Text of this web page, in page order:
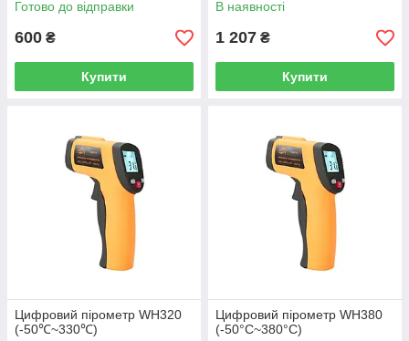
Готово до відправки
600 ₴
Купити
В наявності
1 207 ₴
Купити
Цифровий пірометр WH320
(-50℃~330℃)
Цифровий пірометр WH380
(-50°С~380°С)